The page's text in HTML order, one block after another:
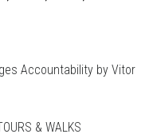
Accountability by Vitor
& WALKS